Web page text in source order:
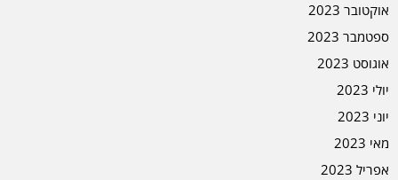
אוקטובר 2023
ספטמבר 2023
אוגוסט 2023
יולי 2023
יוני 2023
מאי 2023
אפריל 2023